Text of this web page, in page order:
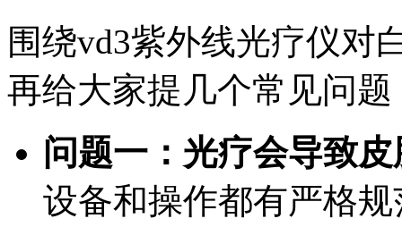
围绕vd3紫外线光疗仪对
再给大家提几个常见问题
问题一：光疗会导致
设备和操作都有严格